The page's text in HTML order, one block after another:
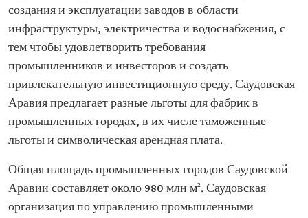
создания и эксплуатации заводов в области
инфраструктуры, электричества и водоснабжения, с
тем чтобы удовлетворить требования
промышленников и инвесторов и создать
привлекательную инвестиционную среду. Саудовская
Аравия предлагает разные льготы для фабрик в
промышленных городах, в их числе таможенные
льготы и символическая арендная плата.
Общая площадь промышленных городов Саудовской
Аравии составляет около 980 млн м². Саудовская
организация по управлению промышленными